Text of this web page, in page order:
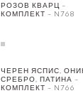
РОЗОВ КВАРЦ –
КОМПЛЕКТ – N768
ЧЕРЕН ЯСПИС,
СРЕБРО, ПАТИНА –
КОМПЛЕКТ – N766